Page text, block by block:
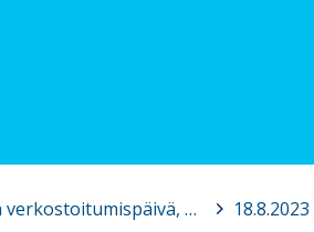
18.8.2023 Kansalaisopistojen koulutus- ja verkostoitumispäivä, Pori >